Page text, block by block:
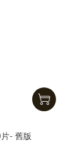
- 舊版